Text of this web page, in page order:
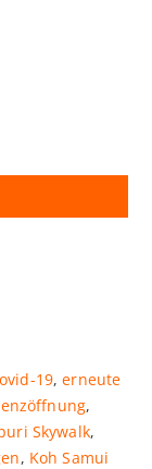
19,erneute
,
Skywalk,
, Koh Samui